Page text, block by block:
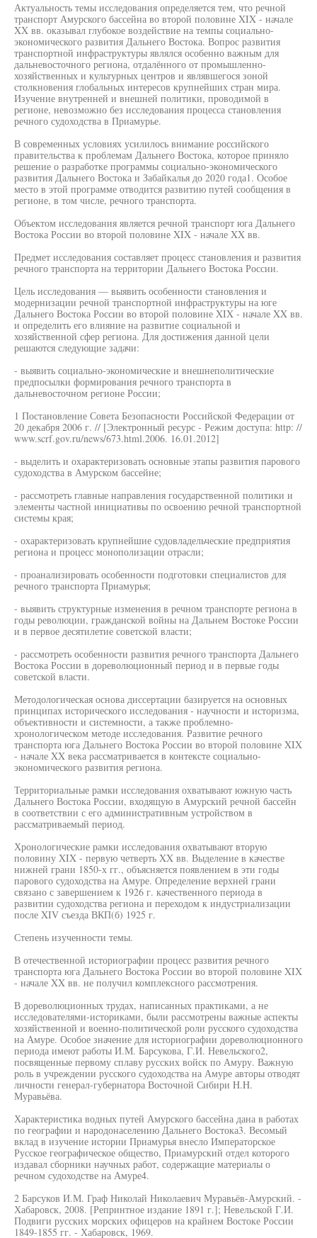
Актуальность темы исследования определяется тем, что речной
транспорт Амурского бассейна во второй половине XIX - начале
XX вв. оказывал глубокое воздействие на темпы социально-
экономического развития Дальнего Востока. Вопрос развития
транспортной инфраструктуры являлся особенно важным для
дальневосточного региона, отдалённого от промышленно-
хозяйственных и культурных центров и являвшегося зоной
столкновения глобальных интересов крупнейших стран мира.
Изучение внутренней и внешней политики, проводимой в
регионе, невозможно без исследования процесса становления
речного судоходства в Приамурье.
В современных условиях усилилось внимание российского
правительства к проблемам Дальнего Востока, которое приняло
решение о разработке программы социально-экономического
развития Дальнего Востока и Забайкалья до 2020 года1. Особое
место в этой программе отводится развитию путей сообщения в
регионе, в том числе, речного транспорта.
Объектом исследования является речной транспорт юга Дальнего
Востока России во второй половине XIX - начале XX вв.
Предмет исследования составляет процесс становления и развития
речного транспорта на территории Дальнего Востока России.
Цель исследования — выявить особенности становления и
модернизации речной транспортной инфраструктуры на юге
Дальнего Востока России во второй половине XIX - начале XX вв.
и определить его влияние на развитие социальной и
хозяйственной сфер региона. Для достижения данной цели
решаются следующие задачи:
- выявить социально-экономические и внешнеполитические
предпосылки формирования речного транспорта в
дальневосточном регионе России;
1 Постановление Совета Безопасности Российской Федерации от
20 декабря 2006 г. // [Электронный ресурс - Режим доступа: http: //
www.scrf.gov.ru/news/673.html.2006. 16.01.2012]
- выделить и охарактеризовать основные этапы развития парового
судоходства в Амурском бассейне;
- рассмотреть главные направления государственной политики и
элементы частной инициативы по освоению речной транспортной
системы края;
- охарактеризовать крупнейшие судовладельческие предприятия
региона и процесс монополизации отрасли;
- проанализировать особенности подготовки специалистов для
речного транспорта Приамурья;
- выявить структурные изменения в речном транспорте региона в
годы революции, гражданской войны на Дальнем Востоке России
и в первое десятилетие советской власти;
- рассмотреть особенности развития речного транспорта Дальнего
Востока России в дореволюционный период и в первые годы
советской власти.
Методологическая основа диссертации базируется на основных
принципах исторического исследования - научности и историзма,
объективности и системности, а также проблемно-
хронологическом методе исследования. Развитие речного
транспорта юга Дальнего Востока России во второй половине XIX
- начале XX века рассматривается в контексте социально-
экономического развития региона.
Территориальные рамки исследования охватывают южную часть
Дальнего Востока России, входящую в Амурский речной бассейн
в соответствии с его административным устройством в
рассматриваемый период.
Хронологические рамки исследования охватывают вторую
половину XIX - первую четверть XX вв. Выделение в качестве
нижней грани 1850-х гг., объясняется появлением в эти годы
парового судоходства на Амуре. Определение верхней грани
связано с завершением к 1926 г. качественного периода в
развитии судоходства региона и переходом к индустриализации
после XIV съезда ВКП(б) 1925 г.
Степень изученности темы.
В отечественной историографии процесс развития речного
транспорта юга Дальнего Востока России во второй половине XIX
- начале XX вв. не получил комплексного рассмотрения.
В дореволюционных трудах, написанных практиками, а не
исследователями-историками, были рассмотрены важные аспекты
хозяйственной и военно-политической роли русского судоходства
на Амуре. Особое значение для историографии дореволюционного
периода имеют работы И.М. Барсукова, Г.И. Невельского2,
посвященные первому сплаву русских войск по Амуру. Важную
роль в учреждении русского судоходства на Амуре авторы отводят
личности генерал-губернатора Восточной Сибири H.H.
Муравьёва.
Характеристика водных путей Амурского бассейна дана в работах
по географии и народонаселению Дальнего Востока3. Весомый
вклад в изучение истории Приамурья внесло Императорское
Русское географическое общество, Приамурский отдел которого
издавал сборники научных работ, содержащие материалы о
речном судоходстве на Амуре4.
2 Барсуков И.М. Граф Николай Николаевич Муравьёв-Амурский. -
Хабаровск, 2008. [Репринтное издание 1891 г.]; Невельской Г.И.
Подвиги русских морских офицеров на крайнем Востоке России
1849-1855 гг. - Хабаровск, 1969.